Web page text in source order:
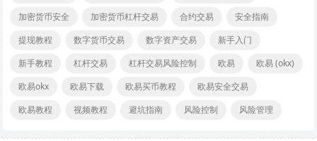
加密货币安全
加密货币杠杆交易 合约交易
安全指南
提现教程
数字货币交易 数字资产交易
新手入门
新手教程
杠杆交易 杠杆交易风险控制 欧易
欧易 (okx)
欧易okx
欧易下载 欧易买币教程
欧易安全交易
欧易教程
视频教程 避坑指南 风险控制 风险管理